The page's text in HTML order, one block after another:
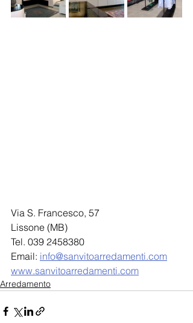
Via S. Francesco, 57
Lissone (MB)
Tel. 039 2458380
Email: info@sanvitoarredamenti.com
www.sanvitoarredamenti.com
Arredamento